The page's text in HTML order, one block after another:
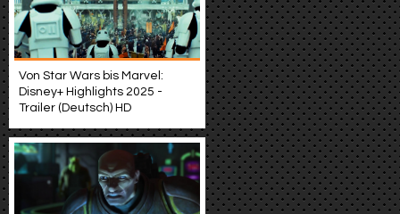
Von Star Wars bis Marvel:
Disney+ Highlights 2025 -
Trailer (Deutsch) HD